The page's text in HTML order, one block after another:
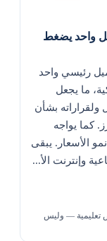
واحد يضغط
رئيسي واحد
ما يجعل
ولقراراته بشأن
كما يواجه
الأسعار. يبقى
وإنترنت الأ...
تعليمية — وليس